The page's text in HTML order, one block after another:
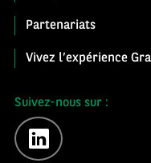
Partenariats
Vivez l’expérience
Suivez-nous sur :
linkedin